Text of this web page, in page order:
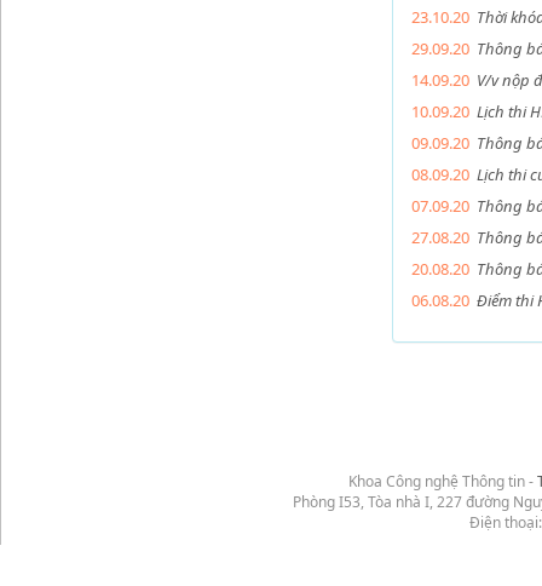
23.10.20 Thời
29.09.20 Thông
14.09.20 V/v nộp
10.09.20 Lịch thi
09.09.20 Thông
08.09.20 Lịch thi
07.09.20 Thông
27.08.20 Thông
20.08.20 Thông
06.08.20 Điểm thi
Khoa Công nghệ Thông tin -
Phòng I53, Tòa nhà I, 227 đường
Điện